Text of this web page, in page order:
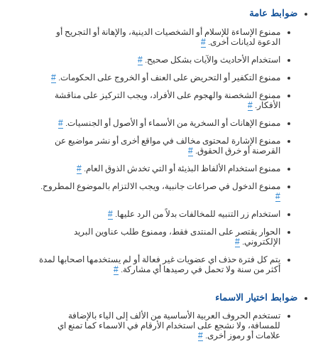
ضوابط عامة
ممنوع الإساءة للإسلام أو الشخصيات الدينية، والإهانة أو التجريح أو
الدعوة لديانات أخرى. #
استخدام الأحاديث والآيات بشكل صحيح. #
ممنوع التكفير أو التحريض على العنف أو الخروج على الحكومات. #
ممنوع الشخصنة والهجوم على الأفراد، ويجب التركيز على مناقشة
الأفكار. #
ممنوع الإهانات أو السخرية من الأسماء أو الأصول أو الجنسيات. #
ممنوع الإشارة لمحتوى مخالف في مواقع أخرى أو نشر مواضيع عن
القرصنة أو خرق الحقوق. #
ممنوع استخدام الألفاظ البذيئة أو التي تخدش الذوق العام. #
ممنوع الدخول في صراعات جانبية، ويجب الالتزام بالموضوع المطروح.
#
استخدام زر التنبيه للمخالفات بدلاً من الرد عليها. #
الحوار يقتصر على المنتدى فقط، وممنوع طلب عناوين البريد
الإلكتروني. #
يتم كل فترة حذف اي عضويات غير فعالة أو لم يستخدمها اصحابها لمدة
أكثر من سنة ولا تحمل في رصيدها أي مشاركة. #
ضوابط اختيار الاسماء
تستخدم الحروف العربية الأساسية من الألف إلى الياء بالإضافة
للمسافة، ولا نشجع على استخدام الأرقام في الاسماء كما تمنع اي
علامات أو رموز أخرى. #